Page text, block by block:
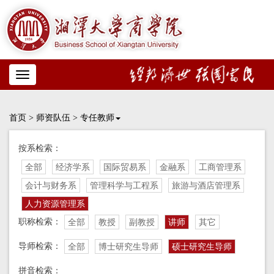
Toggle
navigation
首页 > 师资队伍 > 专任教师
按系检索：
全部 经济学系 国际贸易系 金融系
工商管理系
会计与财务系
管理科学与工程系
旅游与酒店管理系
人力资源管理系
职称检索：
全部 教授 副教授 讲师 其它
导师检索： 全部 博士研究生导师 硕士研究生导师
拼音检索：